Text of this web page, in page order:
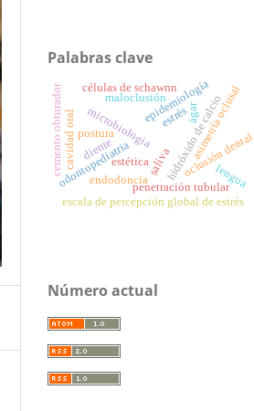
Palabras clave
microbiologia
saliva
ágar
odontopediatria hidróxido de calcio
cemento obturador
penetración tubular
oclusión dental
asimetría oclusal
epidemiología
maloclusión
cavidad oral
lengua
células de schawnn
estrés
escala de percepción global de estrés
estética
postura
diente
endodoncia
Número actual